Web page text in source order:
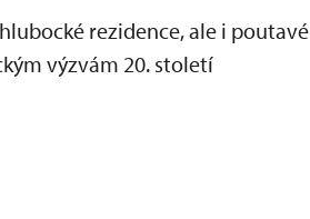
rezidence, ale i poutavé
výzvám 20. století